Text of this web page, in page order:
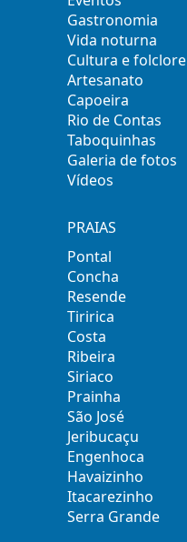
Gastronomia
Vida noturna
Cultura e folclore
Artesanato
Capoeira
Rio de Contas
Taboquinhas
Galeria de fotos
Vídeos
PRAIAS
Pontal
Concha
Resende
Tiririca
Costa
Ribeira
Siriaco
Prainha
São José
Jeribucaçu
Engenhoca
Havaizinho
Itacarezinho
Serra Grande